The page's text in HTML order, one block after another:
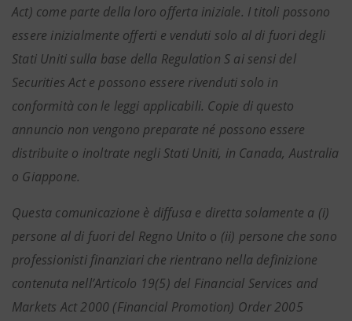
Act) come parte della loro offerta iniziale. I titoli possono
essere inizialmente offerti e venduti solo al di fuori degli
Stati Uniti sulla base della Regulation S ai sensi del
Securities Act e possono essere rivenduti solo in
conformità con le leggi applicabili. Copie di questo
annuncio non vengono preparate né possono essere
distribuite o inoltrate negli Stati Uniti, in Canada, Australia
o Giappone.
Questa comunicazione è diffusa e diretta solamente a (i)
persone al di fuori del Regno Unito o (ii) persone che sono
professionisti finanziari che rientrano nella definizione
contenuta nell’Articolo 19(5) del Financial Services and
Markets Act 2000 (Financial Promotion) Order 2005